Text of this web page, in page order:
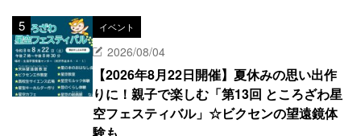
イベント
2026/08/04
【2026年8月22日開催】夏休みの思い出作
りに！親子で楽しむ「第13回 ところざわ星
空フェスティバル」☆ビクセンの望遠鏡体
験も